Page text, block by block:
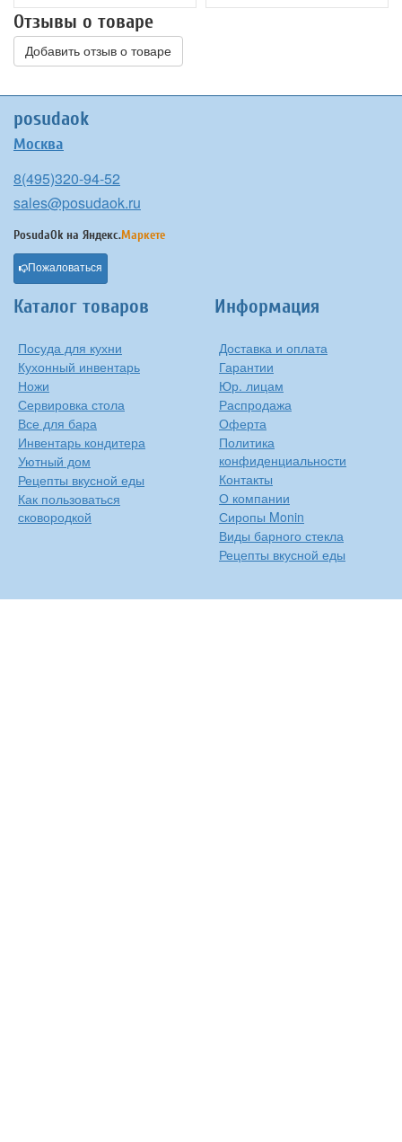
Отзывы о товаре
Добавить отзыв о товаре
posudaok
Москва
8(495)320-94-52
sales@posudaok.ru
PosudaOk на Яндекс.Маркете
Пожаловаться
Каталог товаров
Посуда для кухни
Кухонный инвентарь
Ножи
Сервировка стола
Все для бара
Инвентарь кондитера
Уютный дом
Рецепты вкусной еды
Как пользоваться
сковородкой
Информация
Доставка и оплата
Гарантии
Юр. лицам
Распродажа
Оферта
Политика
конфиденциальности
Контакты
О компании
Сиропы Monin
Виды барного стекла
Рецепты вкусной еды